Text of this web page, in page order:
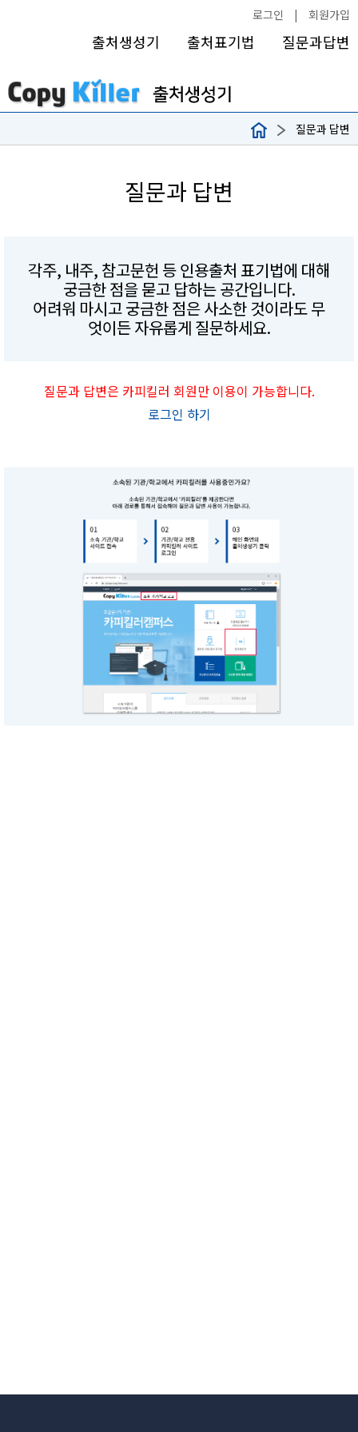
로그인 | 회원가입
출처생성기 출처표기법 질문과답변
질문과 답변
질문과 답변
각주, 내주, 참고문헌 등 인용출처 표기법에 대해
궁금한 점을 묻고 답하는 공간입니다.
어려워 마시고 궁금한 점은 사소한 것이라도 무
엇이든 자유롭게 질문하세요.
질문과 답변은 카피킬러 회원만 이용이 가능합니다.
로그인 하기